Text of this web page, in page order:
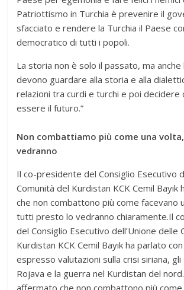
Patriottismo in Turchia è prevenire il
sfacciato e rendere la Turchia il Paese
democratico di tutti i popoli.
La storia non è solo il passato, ma anche
devono guardare alla storia e alla
relazioni tra curdi e turchi e poi decidere
essere il futuro.”
Non combattiamo più come una
vedranno
Il co-presidente del Consiglio Esecutivo
Comunità del Kurdistan KCK Cemil Bayık
che non combattono più come facevano
tutti presto lo vedranno chiaramente.Il
del Consiglio Esecutivo dell’Unione delle
Kurdistan KCK Cemil Bayık ha parlato
espresso valutazioni sulla crisi siriana, gli
Rojava e la guerra nel Kurdistan del nord.